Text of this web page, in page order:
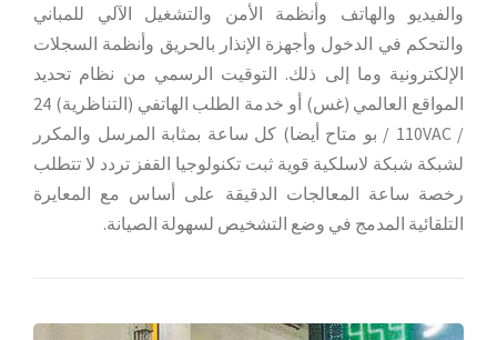
والفيديو والهاتف وأنظمة الأمن والتشغيل الآلي للمباني
والتحكم في الدخول وأجهزة الإنذار بالحريق وأنظمة السجلات
الإلكترونية وما إلى ذلك. التوقيت الرسمي من نظام تحديد
المواقع العالمي (غس) أو خدمة الطلب الهاتفي (التناظرية) 24
/ 110VAC / بو متاح أيضا) كل ساعة بمثابة المرسل والمكرر
لشبكة شبكة لاسلكية قوية ثبت تكنولوجيا القفز تردد لا تتطلب
رخصة ساعة المعالجات الدقيقة على أساس مع المعايرة
التلقائية المدمج في وضع التشخيص لسهولة الصيانة.